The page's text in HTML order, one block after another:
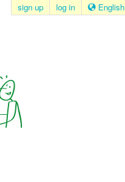
sign up log in English